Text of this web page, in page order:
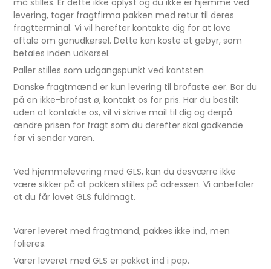
må stilles. Er dette ikke oplyst og du ikke er hjemme ved
levering, tager fragtfirma pakken med retur til deres
fragtterminal. Vi vil herefter kontakte dig for at lave
aftale om genudkørsel. Dette kan koste et gebyr, som
betales inden udkørsel.
Paller stilles som udgangspunkt ved kantsten
Danske fragtmænd er kun levering til brofaste øer. Bor du
på en ikke-brofast ø, kontakt os for pris. Har du bestilt
uden at kontakte os, vil vi skrive mail til dig og derpå
ændre prisen for fragt som du derefter skal godkende
før vi sender varen.
Ved hjemmelevering med GLS, kan du desværre ikke
være sikker på at pakken stilles på adressen. Vi anbefaler
at du får lavet GLS fuldmagt.
Varer leveret med fragtmand, pakkes ikke ind, men
folieres.
Varer leveret med GLS er pakket ind i pap.